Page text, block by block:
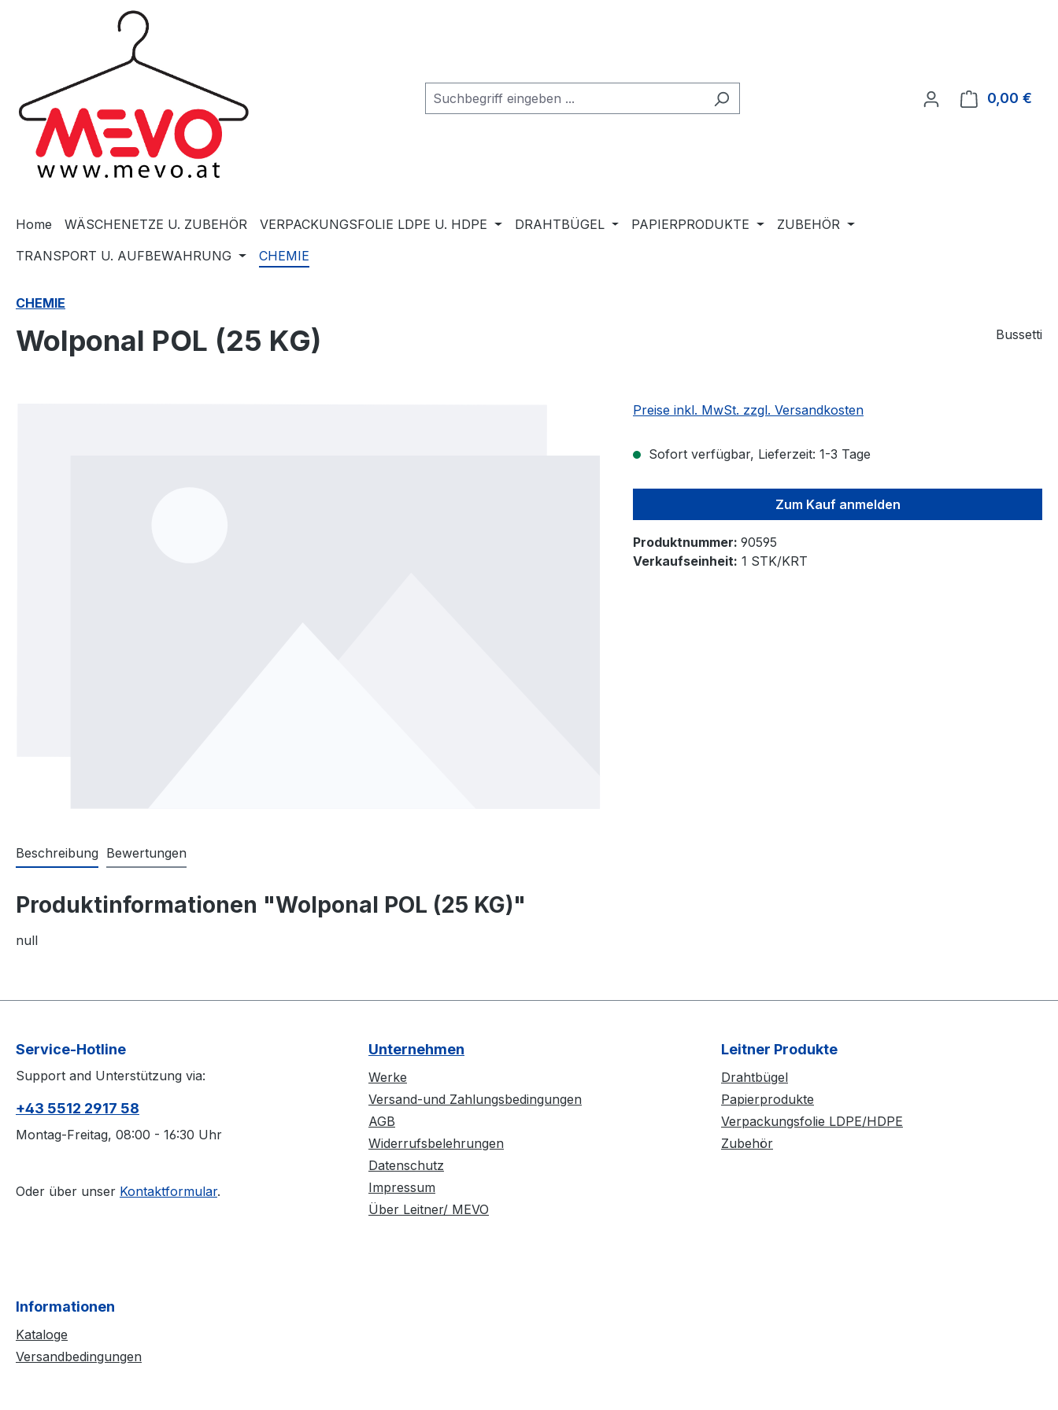
Zur Hauptnavigation springen
0,00 €
Home WÄSCHENETZE U. ZUBEHÖR VERPACKUNGSFOLIE LDPE U. HDPE DRAHTBÜGEL PAPIERPRODUKTE
ZUBEHÖR
TRANSPORT U. AUFBEWAHRUNG
CHEMIE
CHEMIE
Wolponal POL (25 KG) Bussetti
Preise inkl. MwSt. zzgl. Versandkosten
Sofort verfügbar, Lieferzeit: 1-3 Tage
Zum Kauf anmelden
Produktnummer: 90595
Verkaufseinheit: 1 STK/KRT
Beschreibung Bewertungen
Produktinformationen "Wolponal POL (25 KG)"
null
Service-Hotline
Support and Unterstützung via:
+43 5512 2917 58
Montag-Freitag, 08:00 - 16:30 Uhr
Oder über unser Kontaktformular.
Unternehmen
Werke
Versand-und Zahlungsbedingungen
AGB
Widerrufsbelehrungen
Datenschutz
Impressum
Über Leitner/ MEVO
Leitner Produkte
Drahtbügel
Papierprodukte
Verpackungsfolie LDPE/HDPE
Zubehör
Informationen
Kataloge
Versandbedingungen